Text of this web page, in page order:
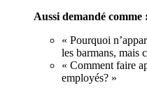
Aussi demandé comme :
« Pourquoi
les barmans, mais
« Comment faire
employés? »